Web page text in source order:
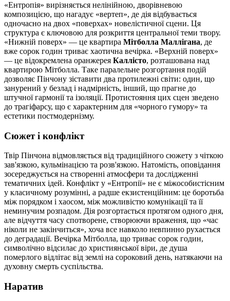
«Ентропія» вирізняється нелінійною, дворівневою
композицією, що нагадує «вертеп», де дія відбувається
одночасно на двох «поверхах» новелістичної сцени. Ця
структура є ключовою для розкриття центральної теми твору.
«Нижній поверх» — це квартира Мітболла Маллігана, де
вже сорок годин триває хаотична вечірка. «Верхній поверх»
— це відокремлена оранжерея Каллісто, розташована над
квартирою Мітболла. Таке паралельне розгортання подій
дозволяє Пінчону зіставити два протилежні світи: один, що
занурений у безлад і надмірність, інший, що прагне до
штучної гармонії та ізоляції. Протистояння цих сцен зведено
до трагіфарсу, що є характерним для «чорного гумору» та
естетики постмодернізму.
Сюжет і конфлікт
Твір Пінчона відмовляється від традиційного сюжету з чіткою
зав'язкою, кульмінацією та розв'язкою. Натомість, оповідання
зосереджується на створенні атмосфери та дослідженні
тематичних ідей. Конфлікт у «Ентропії» не є міжособистісним
у класичному розумінні, а радше екзистенційним: це боротьба
між порядком і хаосом, між можливістю комунікації та її
неминучим розпадом. Дія розгортається протягом одного дня,
але відчуття часу спотворене, створюючи враження, що «час
ніколи не закінчиться», хоча все навколо невпинно рухається
до деградації. Вечірка Мітболла, що триває сорок годин,
символічно відсилає до християнської віри, де душа
померлого відлітає від землі на сороковий день, натякаючи на
духовну смерть суспільства.
Наратив